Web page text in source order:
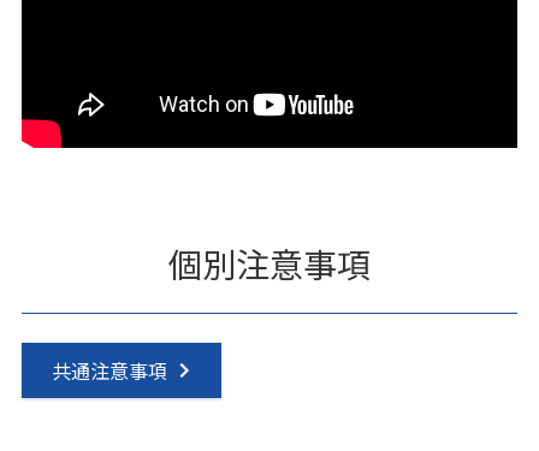
個別注意事項
共通注意事項